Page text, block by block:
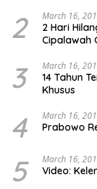
2 March 16,
2 Hari
Cipalawah
3 March 16,
14 Tahun
Khusus
4 March 16,
Prabowo
5 March 16,
Video: